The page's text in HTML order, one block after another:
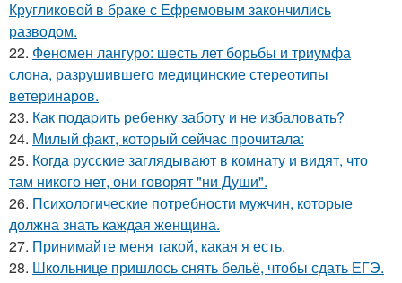
Кругликовой в браке с Ефремовым закончились
разводом.
22. Феномен лангуро: шесть лет борьбы и триумфа
слона, разрушившего медицинские стереотипы
ветеринаров.
23. Как подapить ребенку заботу и не избаловать?
24. Милый факт, который сейчас прочитала:
25. Когда русские заглядывают в комнату и видят, что
там никого нет, они говорят "ни Души".
26. Психологические потребности мужчин, которые
должна знать каждая женщина.
27. Принимайте меня такой, какая я есть.
28. Школьнице пришлось снять бельё, чтобы сдать ЕГЭ.